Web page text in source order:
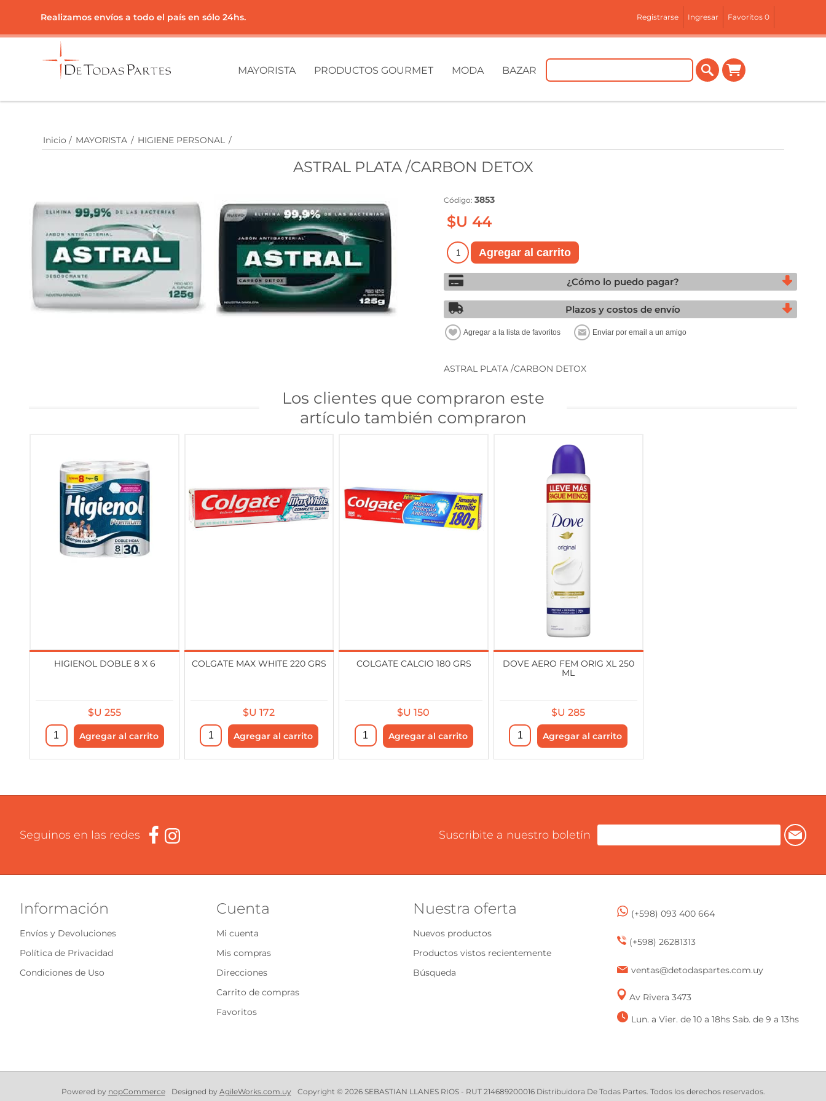
Realizamos envíos a todo el país en sólo 24hs. Registrarse Ingresar Favoritos 0
MAYORISTA PRODUCTOS GOURMET MODA BAZAR
Inicio / MAYORISTA / HIGIENE PERSONAL /
ASTRAL PLATA /CARBON DETOX
Código: 3853
$U 44
¿Cómo lo puedo pagar?
Plazos y costos de envío
ASTRAL PLATA /CARBON DETOX
Los clientes que compraron este
artículo también compraron
HIGIENOL DOBLE 8 X 6
$U 255
COLGATE MAX WHITE 220 GRS
$U 172
COLGATE CALCIO 180 GRS
$U 150
DOVE AERO FEM ORIG XL 250
ML
$U 285
Seguinos en las redes Suscribite a nuestro boletín
Información
Envíos y Devoluciones
Política de Privacidad
Condiciones de Uso
Cuenta
Mi cuenta
Mis compras
Direcciones
Carrito de compras
Favoritos
Nuestra oferta
Nuevos productos
Productos vistos recientemente
Búsqueda
(+598) 093 400 664
(+598) 26281313
ventas@detodaspartes.com.uy
Av Rivera 3473
Lun. a Vier. de 10 a 18hs Sab. de 9 a 13hs
Powered by nopCommerce Designed by AgileWorks.com.uy Copyright © 2026 SEBASTIAN LLANES RIOS - RUT 214689200016 Distribuidora De Todas Partes. Todos los derechos reservados.